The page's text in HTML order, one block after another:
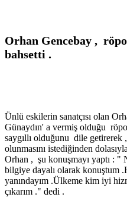
Orhan Gencebay ,
bahsetti .
Ünlü eskilerin sanatçısı olan
Günaydın' a vermiş olduğu
saygıllı olduğunu dile getirerek
olunmasını istediğinden
Orhan , şu konuşmayı yaptı :
bilgiye dayalı olarak konuştum
yanındayım .Ülkeme kim iyi
çıkarım ." dedi .